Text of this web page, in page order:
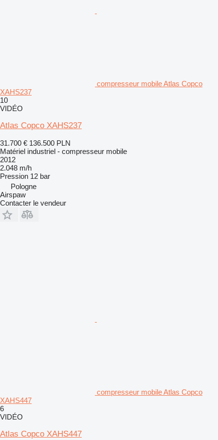
compresseur mobile Atlas Copco
XAHS237
10
VIDÉO
Atlas Copco XAHS237
31.700 € 136.500 PLN
Matériel industriel - compresseur mobile
2012
2.048 m/h
Pression 12 bar
Pologne
Airspaw
Contacter le vendeur
compresseur mobile Atlas Copco
XAHS447
6
VIDÉO
Atlas Copco XAHS447